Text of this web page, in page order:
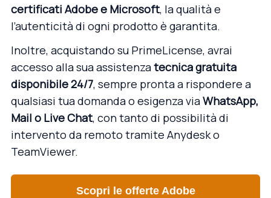
certificati Adobee Microsoft, la qualità e
l’autenticità di ogni prodotto è garantita.
Inoltre, acquistando su PrimeLicense, avrai
accesso alla sua assistenzatecnica gratuita
disponibile 24/7, sempre pronta a rispondere a
qualsiasi tua domanda o esigenza viaWhatsApp,
Mail o Live Chat, con tanto di possibilità di
intervento da remoto tramite Anydesk o
TeamViewer.
Scopri le offerte Adobe